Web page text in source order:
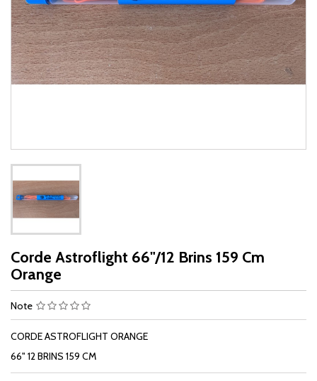
Corde Astroflight 66"/12 Brins 159 Cm
Orange
Note
CORDE ASTROFLIGHT ORANGE
66" 12 BRINS 159 CM